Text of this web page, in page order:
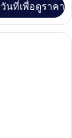
นที่เพื่อดูราคา
ภัยในห้องพัก, โต๊ะ